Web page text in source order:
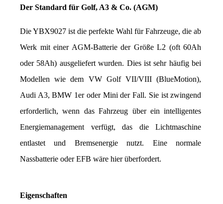
Der Standard für Golf, A3 & Co. (AGM)
Die YBX9027 ist die perfekte Wahl für Fahrzeuge, die ab
Werk mit einer AGM-Batterie der Größe L2 (oft 60Ah
oder 58Ah) ausgeliefert wurden. Dies ist sehr häufig bei
Modellen wie dem VW Golf VII/VIII (BlueMotion),
Audi A3, BMW 1er oder Mini der Fall. Sie ist zwingend
erforderlich, wenn das Fahrzeug über ein intelligentes
Energiemanagement verfügt, das die Lichtmaschine
entlastet und Bremsenergie nutzt. Eine normale
Nassbatterie oder EFB wäre hier überfordert.
Eigenschaften